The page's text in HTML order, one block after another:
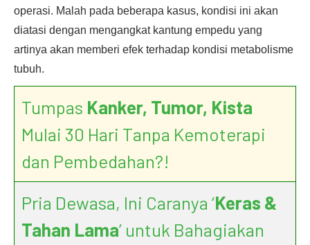
operasi. Malah pada beberapa kasus, kondisi ini akan
diatasi dengan mengangkat kantung empedu yang
artinya akan memberi efek terhadap kondisi metabolisme
tubuh.
Tumpas Kanker, Tumor, Kista
Mulai 30 Hari Tanpa Kemoterapi
dan Pembedahan?!
Pria Dewasa, Ini Caranya ‘Keras &
Tahan Lama’ untuk Bahagiakan